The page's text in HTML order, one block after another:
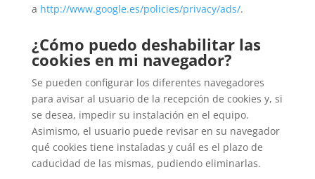
a http://www.google.es/policies/privacy/ads/.
¿Cómo puedo deshabilitar las
cookies en mi navegador?
Se pueden configurar los diferentes navegadores
para avisar al usuario de la recepción de cookies y, si
se desea, impedir su instalación en el equipo.
Asimismo, el usuario puede revisar en su navegador
qué cookies tiene instaladas y cuál es el plazo de
caducidad de las mismas, pudiendo eliminarlas.